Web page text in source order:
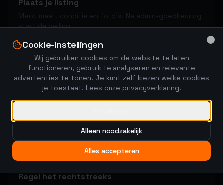
Plaats je listing
start de veiling.
2
Kopers brengen biedingen uit
48-uurs veiling met anti-sniping. De markt bepaalt de
Regel het rechtstreeks
Cookie-instellingen
Wij gebruiken cookies om de website te laten
functioneren, gebruik te analyseren en relevante
advertenties te tonen. Je kunt zelf kiezen welke cookies
je toestaat. Lees onze privacyverklaring.
Alleen noodzakelijk
Alles accepteren